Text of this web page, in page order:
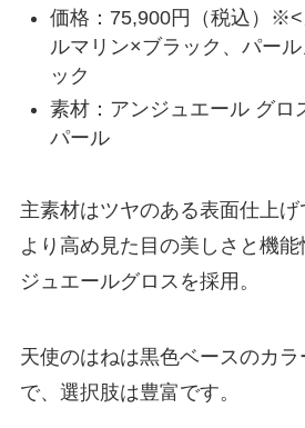
価格：75,900円（税込）※<
ルマリン×ブラック、パー
ック
素材：アンジュエール グロ
パール
主素材はツヤのある表面仕上
より高め見た目の美しさと機
ジュエールグロスを採用。
天使のはねは黒色ベースのカ
で、選択肢は豊富です。